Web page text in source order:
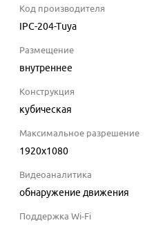
Код производителя
IPC-204-Tuya
Размещение
внутреннее
Конструкция
кубическая
Максимальное разрешение
1920x1080
Видеоаналитика
обнаружение движения
Поддержка Wi-Fi